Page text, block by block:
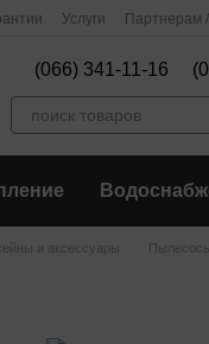
Услуги Партнерам
(066) 341-11-16
и аксессуары